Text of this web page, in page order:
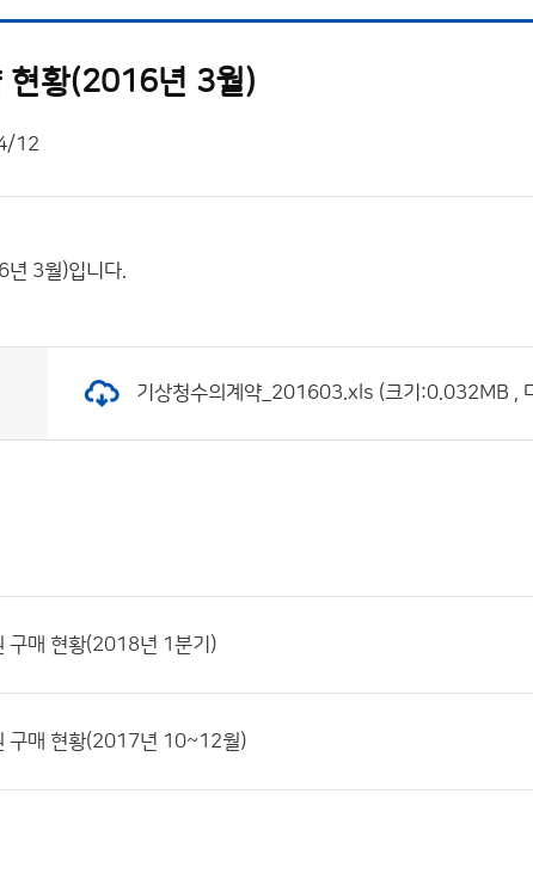
현황(2016년 3월)
12
년 3월)입니다.
기상청수의계약_201603.xls (크기:0.032MB ,
구매 현황(2018년 1분기)
구매 현황(2017년 10~12월)